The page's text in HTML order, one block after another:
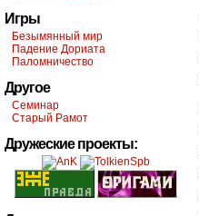
Игры
Безымянный мир
Падение Дориата
Паломничество
Другое
Семинар
Старый Рамот
Дружеские проекты: